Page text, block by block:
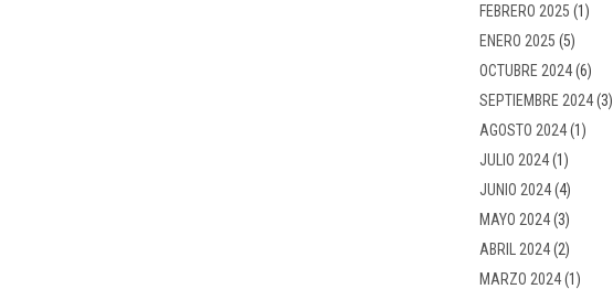
FEBRERO 2025 (1)
ENERO 2025 (5)
OCTUBRE 2024(6)
SEPTIEMBRE 2024(3)
AGOSTO 2024(1)
JULIO 2024(1)
JUNIO 2024(4)
MAYO 2024(3)
ABRIL 2024(2)
MARZO 2024(1)